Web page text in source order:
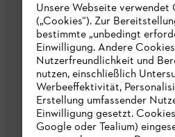
STIHL
STIHL
Unsere Webseite verwendet
(„Cookies“). Zur
bestimmte „unbedingt
Einwilligung. Andere
Nutzerfreundlichkeit und
nutzen, einschließlich
Werbeeffektivität,
Erstellung umfassender
Einwilligung gesetzt.
Google oder Tealium)